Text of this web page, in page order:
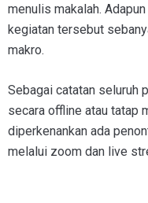
menulis makalah.
kegiatan tersebut
makro.
Sebagai catatan seluruh
secara offline atau tatap
diperkenankan ada
melalui zoom dan live